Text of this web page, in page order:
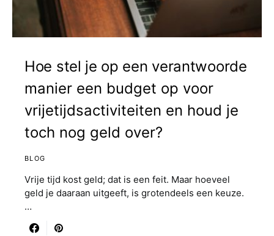
Hoe stel je op een verantwoorde
manier een budget op voor
vrijetijdsactiviteiten en houd je
toch nog geld over?
BLOG
Vrije tijd kost geld; dat is een feit. Maar hoeveel
geld je daaraan uitgeeft, is grotendeels een keuze.
…